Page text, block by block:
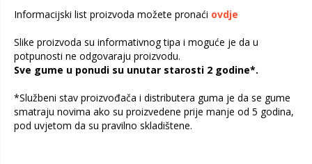
Informacijski list proizvoda možete pronaći ovdje
Slike proizvoda su informativnog tipa i moguće je da u
potpunosti ne odgovaraju proizvodu.
Sve gume u ponudi su unutar starosti 2 godine*.
*Službeni stav proizvođača i distributera guma je da se gume
smatraju novima ako su proizvedene prije manje od 5 godina,
pod uvjetom da su pravilno skladištene.